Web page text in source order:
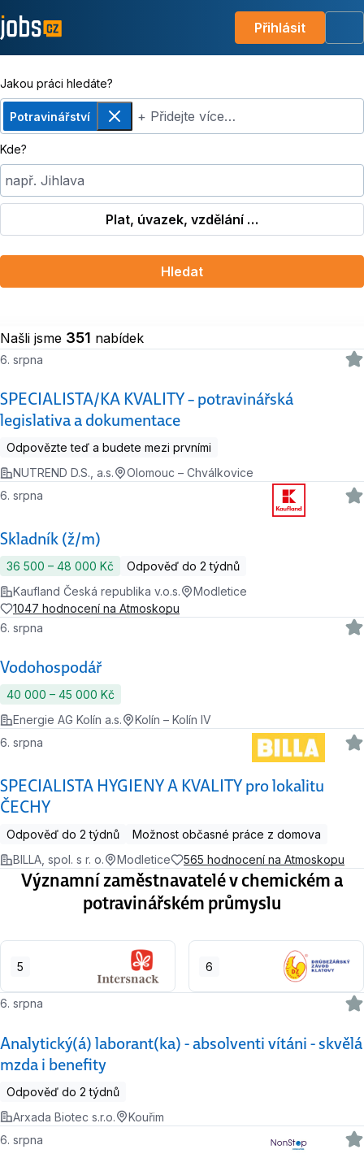
Přihlásit
Jakou práci hledáte?
Potravinářství
Odebrat+ Přidejte více…
Kde?
např. Jihlava
Plat, úvazek, vzdělání …
Hledat
Našli jsme 351 nabídek
SPECIALISTA/KA KVALITY – potravinářská
legislativa a dokumentace
6. srpna
Odpovězte teď a budete mezi prvními
NUTREND D.S., a.s.
Olomouc – Chválkovice
Skladník (ž/m)
6. srpna
36 500 ‍–‍ 48 000 Kč
Odpověď do 2 týdnů
Kaufland Česká republika v.o.s.
Modletice
1047 hodnocení na Atmoskopu
Vodohospodář
6. srpna
40 000 ‍–‍ 45 000 Kč
Energie AG Kolín a.s.
Kolín – Kolín IV
SPECIALISTA HYGIENY A KVALITY pro lokalitu
ČECHY
6. srpna
Odpověď do 2 týdnů
Možnost občasné práce z domova
BILLA, spol. s r. o.
Modletice 565 hodnocení na Atmoskopu
Významní zaměstnavatelé v chemickém a
potravinářském průmyslu
5 6
Analytický(á) laborant(ka) - absolventi vítáni - skvělá
mzda i benefity
6. srpna
Odpověď do 2 týdnů
Arxada Biotec s.r.o.
Kouřim
6. srpna